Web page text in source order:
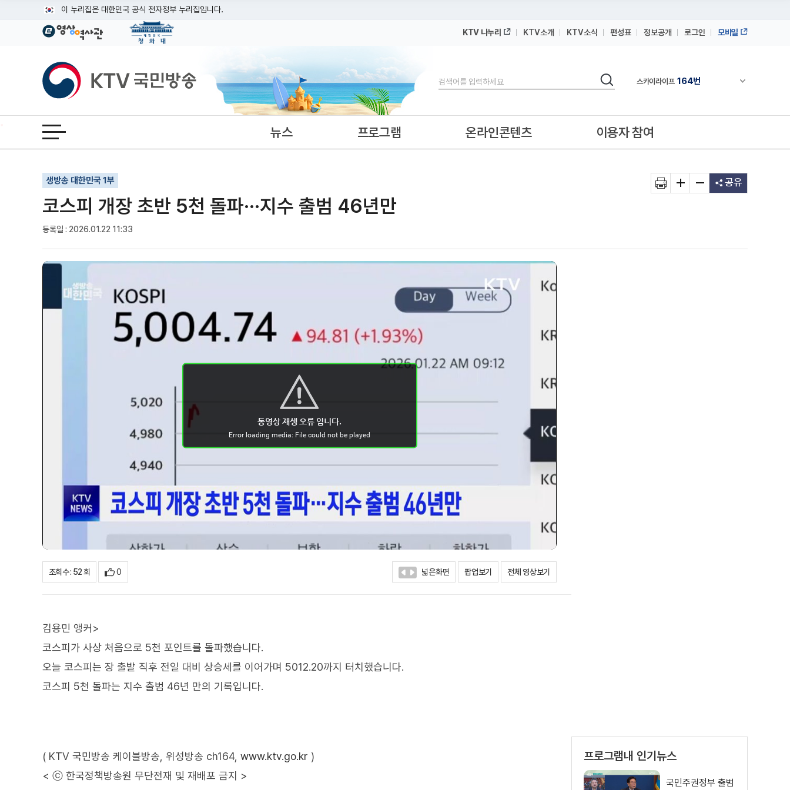
이 누리집은 대한민국 공식 전자정부 누리집입니다.
공식 누리집 주소 확인하기
이밖에 or.kr 또는 .kr등 다른 도메인 주소를 사용하고 있다면 아래 URL에서 도메인 주소를 확인해 보세요
운영중인 공식 누리집보기
KTV 나누리 KTV소개 KTV소식 편성표 정보공개 로그인 모바일
KTV국민방송
검색
검색 채널안내 펼쳐
스카이라이프 164번
스카이라이프 164번
스카이라이프
전체메뉴 열기 뉴스 프로그램 온라인콘텐츠 이용자 참여
생방송 대한민국 1부
코스피 개장 초반 5천 돌파···지수 출범 46년만
등록일 : 2026.01.22 11:33
기사인쇄
글자확대
글자축소 공유
조회수 : 52 회 0 넓은화면 팝업보기 전체 영상보기
김용민 앵커>
코스피가 사상 처음으로 5천 포인트를 돌파했습니다.
오늘 코스피는 장 출발 직후 전일 대비 상승세를 이어가며 5012.20까지 터치했습니다.
코스피 5천 돌파는 지수 출범 46년 만의 기록입니다.
( KTV 국민방송 케이블방송, 위성방송 ch164, www.ktv.go.kr )
< ⓒ 한국정책방송원 무단전재 및 재배포 금지 >
프로그램내 인기뉴스
국민주권정부 출범